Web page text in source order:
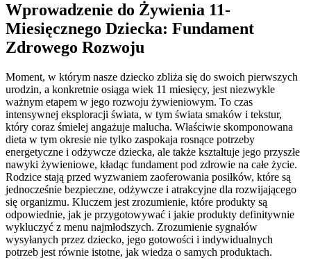
Wprowadzenie do Żywienia 11-
Miesięcznego Dziecka: Fundament
Zdrowego Rozwoju
Moment, w którym nasze dziecko zbliża się do swoich pierwszych
urodzin, a konkretnie osiąga wiek 11 miesięcy, jest niezwykle
ważnym etapem w jego rozwoju żywieniowym. To czas
intensywnej eksploracji świata, w tym świata smaków i tekstur,
który coraz śmielej angażuje malucha. Właściwie skomponowana
dieta w tym okresie nie tylko zaspokaja rosnące potrzeby
energetyczne i odżywcze dziecka, ale także kształtuje jego przyszłe
nawyki żywieniowe, kładąc fundament pod zdrowie na całe życie.
Rodzice stają przed wyzwaniem zaoferowania posiłków, które są
jednocześnie bezpieczne, odżywcze i atrakcyjne dla rozwijającego
się organizmu. Kluczem jest zrozumienie, które produkty są
odpowiednie, jak je przygotowywać i jakie produkty definitywnie
wykluczyć z menu najmłodszych. Zrozumienie sygnałów
wysyłanych przez dziecko, jego gotowości i indywidualnych
potrzeb jest równie istotne, jak wiedza o samych produktach.